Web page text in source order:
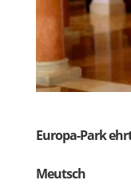
Europa-Park
Meutsch